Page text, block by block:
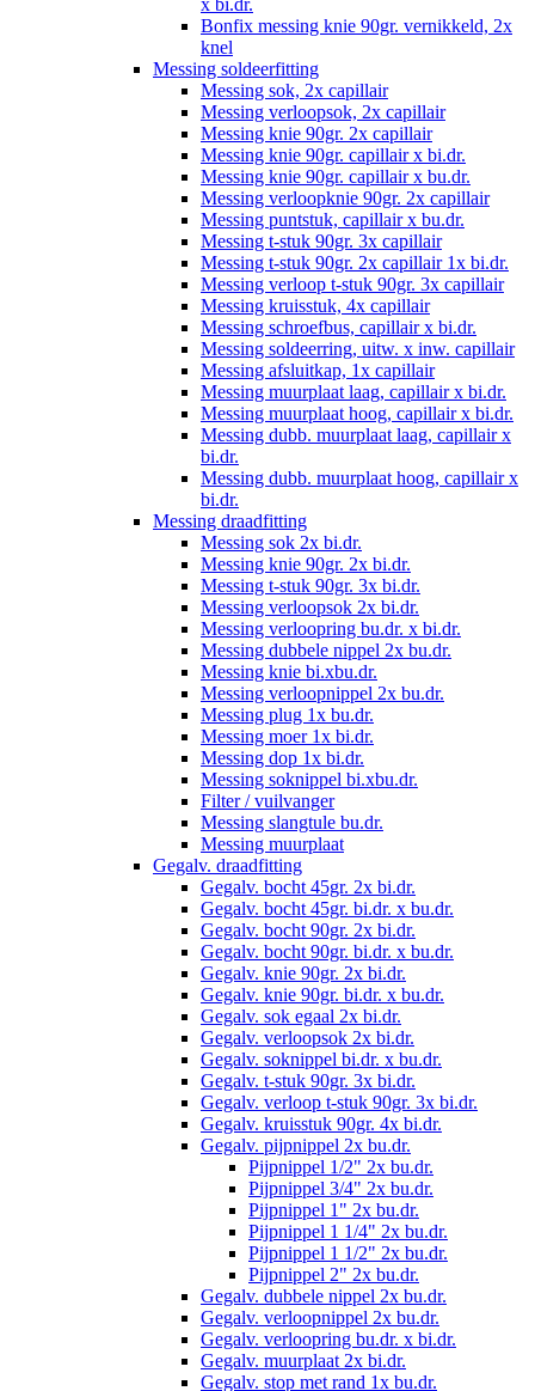
x bi.dr.
Bonfix messing knie 90gr. vernikkeld, 2x
knel
Messing soldeerfitting
Messing sok, 2x capillair
Messing verloopsok, 2x capillair
Messing knie 90gr. 2x capillair
Messing knie 90gr. capillair x bi.dr.
Messing knie 90gr. capillair x bu.dr.
Messing verloopknie 90gr. 2x capillair
Messing puntstuk, capillair x bu.dr.
Messing t-stuk 90gr. 3x capillair
Messing t-stuk 90gr. 2x capillair 1x bi.dr.
Messing verloop t-stuk 90gr. 3x capillair
Messing kruisstuk, 4x capillair
Messing schroefbus, capillair x bi.dr.
Messing soldeerring, uitw. x inw. capillair
Messing afsluitkap, 1x capillair
Messing muurplaat laag, capillair x bi.dr.
Messing muurplaat hoog, capillair x bi.dr.
Messing dubb. muurplaat laag, capillair x
bi.dr.
Messing dubb. muurplaat hoog, capillair x
bi.dr.
Messing draadfitting
Messing sok 2x bi.dr.
Messing knie 90gr. 2x bi.dr.
Messing t-stuk 90gr. 3x bi.dr.
Messing verloopsok 2x bi.dr.
Messing verloopring bu.dr. x bi.dr.
Messing dubbele nippel 2x bu.dr.
Messing knie bi.xbu.dr.
Messing verloopnippel 2x bu.dr.
Messing plug 1x bu.dr.
Messing moer 1x bi.dr.
Messing dop 1x bi.dr.
Messing soknippel bi.xbu.dr.
Filter / vuilvanger
Messing slangtule bu.dr.
Messing muurplaat
Gegalv. draadfitting
Gegalv. bocht 45gr. 2x bi.dr.
Gegalv. bocht 45gr. bi.dr. x bu.dr.
Gegalv. bocht 90gr. 2x bi.dr.
Gegalv. bocht 90gr. bi.dr. x bu.dr.
Gegalv. knie 90gr. 2x bi.dr.
Gegalv. knie 90gr. bi.dr. x bu.dr.
Gegalv. sok egaal 2x bi.dr.
Gegalv. verloopsok 2x bi.dr.
Gegalv. soknippel bi.dr. x bu.dr.
Gegalv. t-stuk 90gr. 3x bi.dr.
Gegalv. verloop t-stuk 90gr. 3x bi.dr.
Gegalv. kruisstuk 90gr. 4x bi.dr.
Gegalv. pijpnippel 2x bu.dr.
Pijpnippel 1/2" 2x bu.dr.
Pijpnippel 3/4" 2x bu.dr.
Pijpnippel 1" 2x bu.dr.
Pijpnippel 1 1/4" 2x bu.dr.
Pijpnippel 1 1/2" 2x bu.dr.
Pijpnippel 2" 2x bu.dr.
Gegalv. dubbele nippel 2x bu.dr.
Gegalv. verloopnippel 2x bu.dr.
Gegalv. verloopring bu.dr. x bi.dr.
Gegalv. muurplaat 2x bi.dr.
Gegalv. stop met rand 1x bu.dr.